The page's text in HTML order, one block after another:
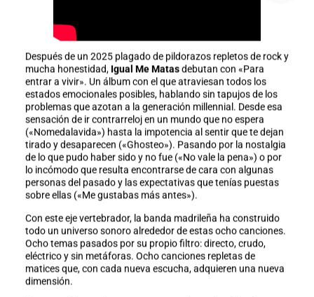
Después de un 2025 plagado de pildorazos repletos de rock y
mucha honestidad, Igual Me Matasdebutan con «Para
entrar a vivir». Un álbum con el que atraviesan todos los
estados emocionales posibles, hablando sin tapujos de los
problemas que azotan a la generación millennial. Desde esa
sensación de ir contrarreloj en un mundo que no espera
(«Nomedalavida») hasta la impotencia al sentir que te dejan
tirado y desaparecen («Ghosteo»). Pasando por la nostalgia
de lo que pudo haber sido y no fue («No vale la pena») o por
lo incómodo que resulta encontrarse de cara con algunas
personas del pasado y las expectativas que tenías puestas
sobre ellas («Me gustabas más antes»).
Con este eje vertebrador, la banda madrileña ha construido
todo un universo sonoro alrededor de estas ocho canciones.
Ocho temas pasados por su propio filtro: directo, crudo,
eléctrico y sin metáforas. Ocho canciones repletas de
matices que, con cada nueva escucha, adquieren una nueva
dimensión.